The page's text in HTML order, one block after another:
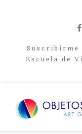
Suscribirme
Escuela de